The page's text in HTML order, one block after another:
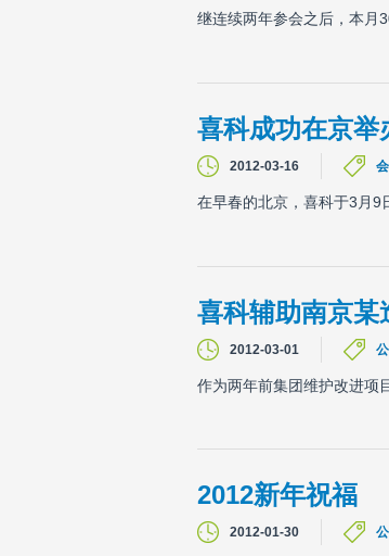
继连续两年参会之后，本月
喜科成功在京举
2012-03-16
在早春的北京，喜科于3月9
喜科辅助南京某
2012-03-01
作为两年前集团维护改进项
2012新年祝福
2012-01-30